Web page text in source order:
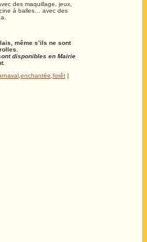
des maquillage, jeux,
à balles… avec des
même s’ils ne sont
disponibles en Mairie
,enchantée,forêt |